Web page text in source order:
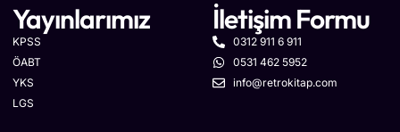
Yayınlarımız
KPSS
ÖABT
YKS
LGS
İletişim Formu
0312 911 6 911
0531 462 5952
info@retrokitap.com